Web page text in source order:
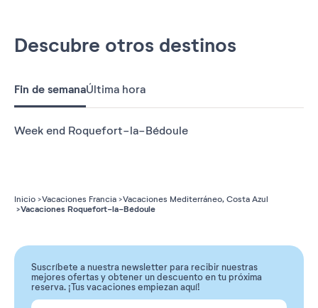
Descubre otros destinos
Fin de semanaÚltima hora
Week end Roquefort-la-Bédoule
Inicio Vacaciones Francia Vacaciones Mediterráneo, Costa Azul
Vacaciones Roquefort-la-Bédoule
Suscríbete a nuestra newsletter para recibir nuestras
mejores ofertas y obtener un descuento en tu próxima
reserva. ¡Tus vacaciones empiezan aquí!